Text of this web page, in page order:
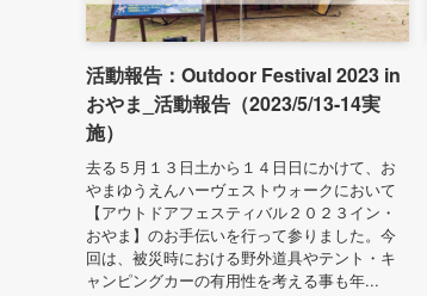
活動報告：Outdoor Festival 2023 in
おやま_活動報告（2023/5/13-14実
施）
去る５月１３日土から１４日日にかけて、お
やまゆうえんハーヴェストウォークにおいて
【アウトドアフェスティバル２０２３イン・
おやま】のお手伝いを行って参りました。今
回は、被災時における野外道具やテント・キ
ャンピングカーの有用性を考える事も年...